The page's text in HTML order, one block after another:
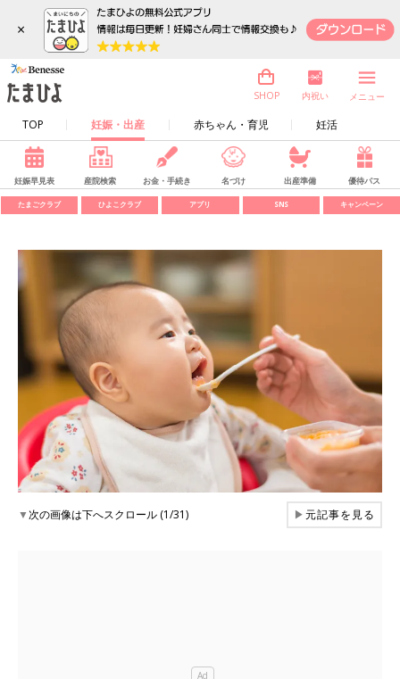
×
TOP 妊娠・出産 赤ちゃん・育児 妊活
SHOP 内祝い メニュー
妊娠早見表 産院検索 お金・手続き 名づけ 出産準備 優待パス
たまごクラブ ひよこクラブ アプリ SNS キャンペーン
▼次の画像は下へスクロール (1/31) ▶元記事を見る